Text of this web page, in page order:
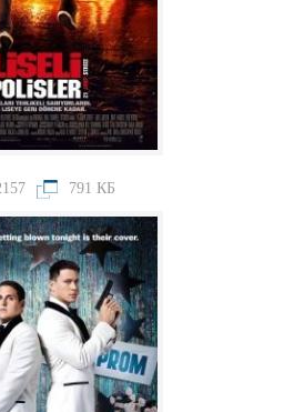
791 КБ